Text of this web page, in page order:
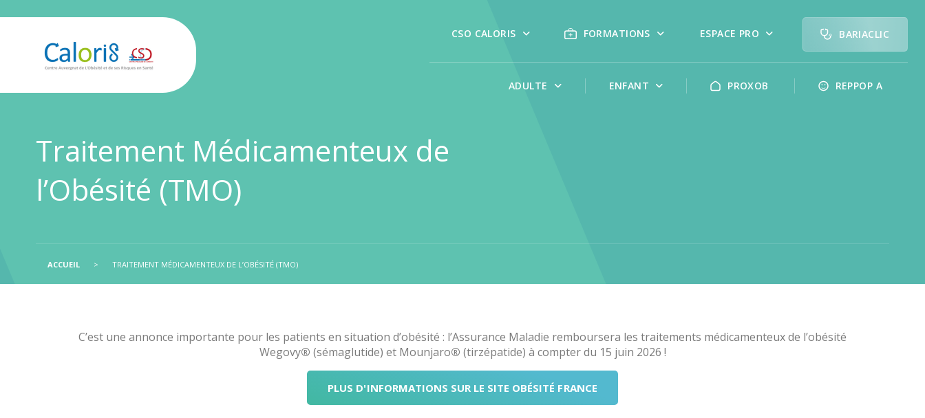
CSO CALORIS FORMATIONS ESPACE PRO BARIACLIC
ADULTE ENFANT PROXOB REPPOP A
Traitement Médicamenteux de
l’Obésité (TMO)
ACCUEIL > TRAITEMENT MÉDICAMENTEUX DE L’OBÉSITÉ (TMO)
C’est une annonce importante pour les patients en situation d’obésité : l’Assurance Maladie remboursera les traitements médicamenteux de l’obésité
Wegovy® (sémaglutide) et Mounjaro® (tirzépatide) à compter du 15 juin 2026 !
PLUS D'INFORMATIONS SUR LE SITE OBÉSITÉ FRANCE